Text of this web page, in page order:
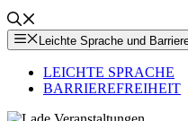
Leichte Sprache und
LEICHTE SPRACHE
BARRIEREFREIHEIT